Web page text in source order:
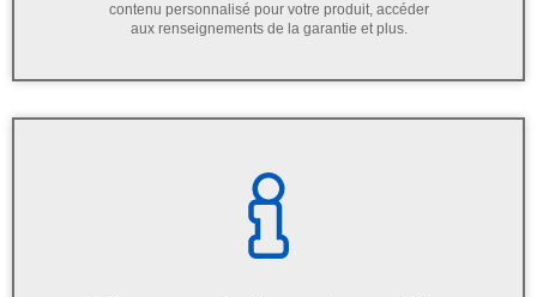
contenu personnalisé pour votre produit, accéder
aux renseignements de la garantie et plus.